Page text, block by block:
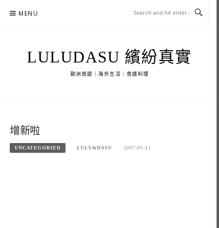
MENU
LULUDASU 繽紛真實
歐洲旅遊｜海外生活｜食譜料理
增新啦
UNCATEGORIED LULU&DASU 2007-05-11